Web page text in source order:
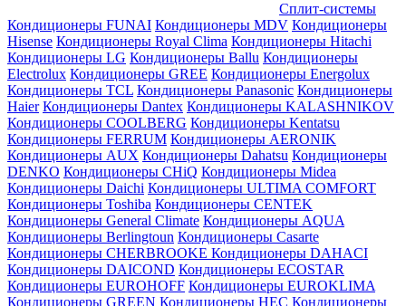
Сплит-системы
Кондиционеры FUNAI Кондиционеры MDV Кондиционеры
Hisense Кондиционеры Royal Clima Кондиционеры Hitachi
Кондиционеры LG Кондиционеры Ballu Кондиционеры
Electrolux Кондиционеры GREE Кондиционеры Energolux
Кондиционеры TCL Кондиционеры Panasonic Кондиционеры
Haier Кондиционеры Dantex Кондиционеры KALASHNIKOV
Кондиционеры СOOLBERG Кондиционеры Kentatsu
Кондиционеры FERRUM Кондиционеры AERONIK
Кондиционеры AUX Кондиционеры Dahatsu Кондиционеры
DENKO Кондиционеры CHiQ Кондиционеры Midea
Кондиционеры Daichi Кондиционеры ULTIMA COMFORT
Кондиционеры Toshiba Кондиционеры CENTEK
Кондиционеры General Climate Кондиционеры AQUA
Кондиционеры Berlingtoun Кондиционеры Casarte
Кондиционеры CHERBROOKE Кондиционеры DAHACI
Кондиционеры DAICOND Кондиционеры ECOSTAR
Кондиционеры EUROHOFF Кондиционеры EUROKLIMA
Кондиционеры GREEN Кондиционеры HEC Кондиционеры